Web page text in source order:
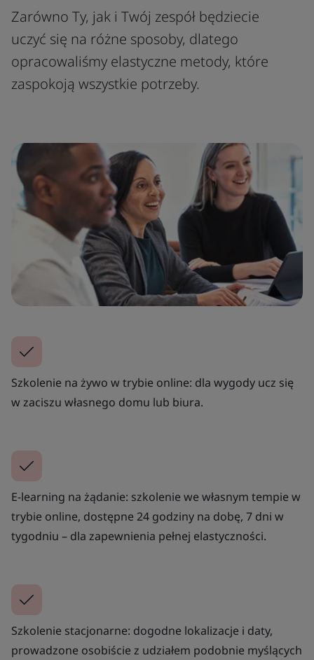
Zarówno Ty, jak i Twój zespół będziecie
uczyć się na różne sposoby, dlatego
opracowaliśmy elastyczne metody, które
zaspokoją wszystkie potrzeby.
Szkolenie na żywo w trybie online: dla wygody ucz się
w zaciszu własnego domu lub biura.
E-learning na żądanie: szkolenie we własnym tempie w
trybie online, dostępne 24 godziny na dobę, 7 dni w
tygodniu – dla zapewnienia pełnej elastyczności.
Szkolenie stacjonarne: dogodne lokalizacje i daty,
prowadzone osobiście z udziałem podobnie myślących